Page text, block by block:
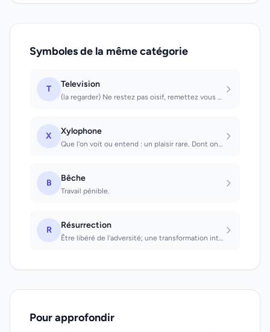
Symboles de la même catégorie
T Television
(la regarder) Ne restez pas oisif, remettez vous au travail
X Xylophone
Que l'on voit ou entend : un plaisir rare. Dont on joue : on se découvrira un ta...
B Bêche
Travail pénible.
R Résurrection
Être libéré de l'adversité; une transformation intérieure commence.
Pour approfondir